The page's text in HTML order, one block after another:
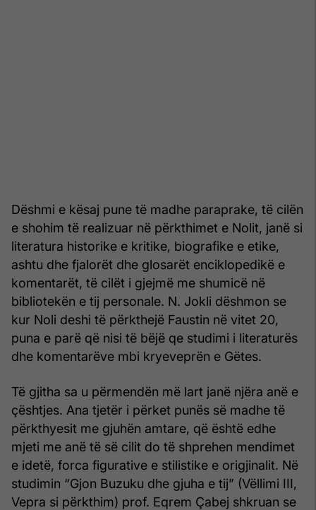
Dëshmi e kësaj pune të madhe paraprake, të cilën
e shohim të realizuar në përkthimet e Nolit, janë si
literatura historike e kritike, biografike e etike,
ashtu dhe fjalorët dhe glosarët enciklopedikë e
komentarët, të cilët i gjejmë me shumicë në
bibliotekën e tij personale. N. Jokli dëshmon se
kur Noli deshi të përkthejë Faustin në vitet 20,
puna e parë që nisi të bëjë qe studimi i literaturës
dhe komentarëve mbi kryeveprën e Gëtes.
Të gjitha sa u përmendën më lart janë njëra anë e
çështjes. Ana tjetër i përket punës së madhe të
përkthyesit me gjuhën amtare, që është edhe
mjeti me anë të së cilit do të shprehen mendimet
e idetë, forca figurative e stilistike e origjinalit. Në
studimin “Gjon Buzuku dhe gjuha e tij” (Vëllimi III,
Vepra si përkthim) prof. Eqrem Çabej shkruan se